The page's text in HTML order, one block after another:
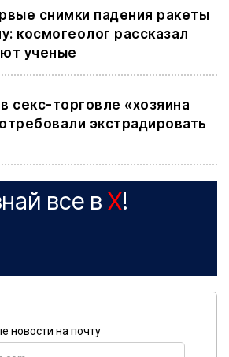
снимки падения ракеты
космогеолог рассказал
ученые
секс-торговле «хозяина
экстрадировать
все в X!